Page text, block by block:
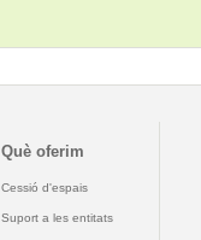
Què oferim
Cessió d'espais
Suport a les entitats